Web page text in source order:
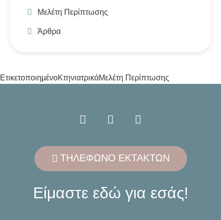
Μελέτη Περίπτωσης
Άρθρα
ΕτικετοποιημένοΚτηνιατρικάΜελέτη Περίπτωσης
ΤΗΛΕΦΩΝΟ ΕΚΤΑΚΤΩΝ
Είμαστε εδώ για εσάς!